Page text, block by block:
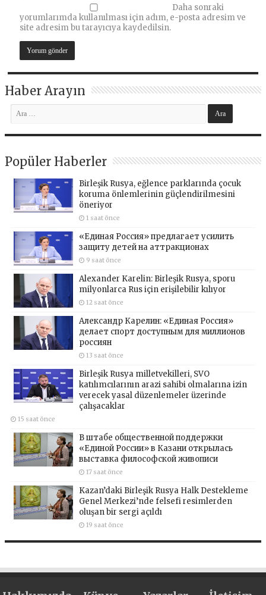
Daha sonraki
yorumlarımda kullanılması için adım, e-posta adresim ve
site adresim bu tarayıcıya kaydedilsin.
Haber Arayın
Popüler Haberler
Birleşik Rusya, eğlence parklarında çocuk
koruma önlemlerinin güçlendirilmesini
öneriyor
1 saat önce
«Единая Россия» предлагает усилить
защиту детей на аттракционах
9 saat önce
Alexander Karelin: Birleşik Rusya, sporu
milyonlarca Rus için erişilebilir kılıyor
12 saat önce
Александр Карелин: «Единая Россия»
делает спорт доступным для миллионов
россиян
13 saat önce
Birleşik Rusya milletvekilleri, SVO
katılımcılarının arazi sahibi olmalarına izin
verecek yasal düzenlemeler üzerinde
çalışacaklar
15 saat önce
В штабе общественной поддержки
«Единой России» в Казани открылась
выставка философской живописи
17 saat önce
Kazan’daki Birleşik Rusya Halk Destekleme
Genel Merkezi’nde felsefi resimlerden
oluşan bir sergi açıldı
19 saat önce